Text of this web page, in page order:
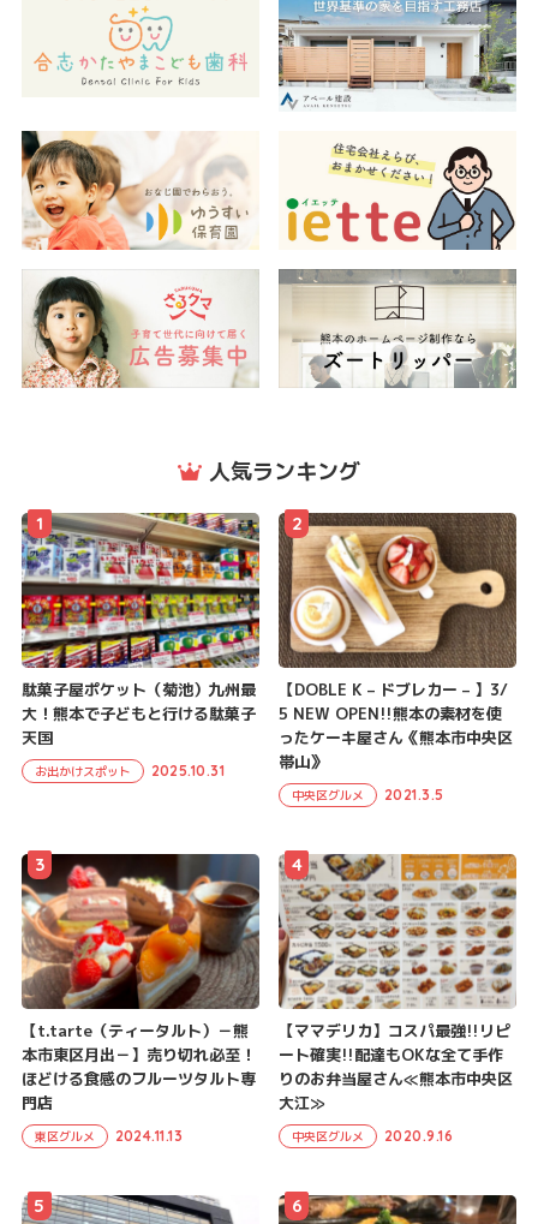
人気ランキング
駄菓子屋ポケット（菊池）九州最
大！熊本で子どもと行ける駄菓子
天国
お出かけスポット 2025.10.31
1
【DOBLE K – ドブレカー – 】3/
5 NEW OPEN!!熊本の素材を使
ったケーキ屋さん《熊本市中央区
帯山》
中央区グルメ 2021.3.5
2
【t.tarte（ティータルト）－熊
本市東区月出－】売り切れ必至！
ほどける食感のフルーツタルト専
門店
東区グルメ 2024.11.13
3
【ママデリカ】コスパ最強!!リピ
ート確実!!配達もOKな全て手作
りのお弁当屋さん≪熊本市中央区
大江≫
中央区グルメ 2020.9.16
4
5 6